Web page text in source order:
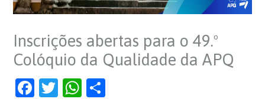
Inscrições abertas para o 49.º
Colóquio da Qualidade da APQ
F
T
W